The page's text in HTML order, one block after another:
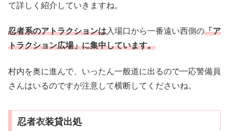
て詳しく紹介していきますね。
忍者系のアトラクションは入場口から一番遠い西側の「ア
トラクション広場」に集中しています。
村内を奥に進んで、いったん一般道に出るので一応警備員
さんはいるのですが注意して横断してくださいね。
忍者衣装貸出処